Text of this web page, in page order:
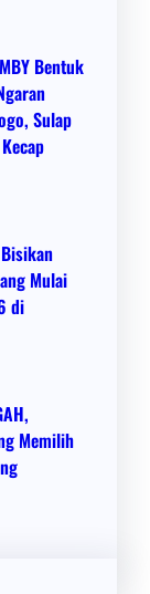
Bentuk
Sulap
Mulai
di
Memilih